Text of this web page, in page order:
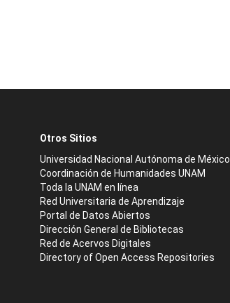
Otros Sitios
Universidad Nacional Autónoma de México
Coordinación de Humanidades UNAM
Toda la UNAM en línea
Red Universitaria de Aprendizaje
Portal de Datos Abiertos
Dirección General de Bibliotecas
Red de Acervos Digitales
Directory of Open Access Repositories